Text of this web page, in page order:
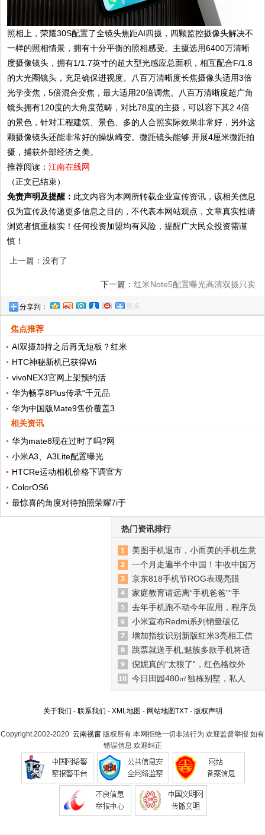
照相上，荣耀30S配置了全镜头焦距AI四摄，四颗监控摄像头解决不
一样的照相情景，拥有十分平衡的照相感受。主摄选用6400万清晰
度摄像镜头，拥有1/1.7英寸的超大型光感应总面积，相互配合F/1.8
的大光圈镜头，充足确保进视度。八百万清晰度长焦摄像头适用3倍
光学变焦，5倍混合变焦，最大适用20倍调焦。八百万清晰度超广角
镜头拥有120度的大角度范畴，对比78度的主摄，可以容下其2.4倍
的景色，针对工程建筑、景色、多的人合照实际效果非常好，另外这
颗摄像镜头还能非常好的操纵崎变。微距镜头能够 开展4厘米微距拍
摄，捕获外部经济之美。
推荐阅读：江南在线网
（正文已结束）
免责声明及提醒： 此文内容为本网所转载企业宣传资讯，该相关信息
仅为宣传及传递更多信息之目的，不代表本网站观点，文章真实性请
浏览者慎重核实！任何投资加盟均有风险，提醒广大民众投资需谨
慎！
上一篇：没有了
下一篇： 红米Note5配置曝光高清双摄只卖
分享到： 更多
焦点推荐
AI双摄加持之后再无短板？红米
HTC神秘新机已获得Wi
vivoNEX3官网上架预约活
华为畅享8Plus传承“千元品
华为中国版Mate9售价覆盖3
相关资讯
华为mate8现在过时了吗?网
小米A3、A3Lite配置曝光
HTCRe运动相机价格下调官方
ColorOS6
最惊喜的角度对待拍照荣耀7i于
热门资讯排行
美图手机退市，小而美的手机生意
一个月走遍半个中国！丰收中国万
京东818手机节ROG表现亮眼
家庭教育请远离“手机爸爸”“手
去年手机跑不动今年应用，程序员
小米宣布Redmi系列销量破亿
增加指纹识别新版红米3亮相工信
跳票就送手机,魅族多款手机将适
倪妮真的“太狠了”，红色格纹外
今日田园480㎡独栋别墅，私人
关于我们 - 联系我们 - XML地图 - 网站地图TXT- 版权声明
Copyright.2002-2020 云南视窗 版权所有 本网拒绝一切非法行为 欢迎监督举报 如有
错误信息 欢迎纠正